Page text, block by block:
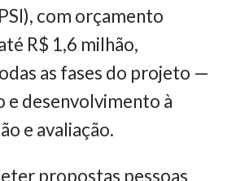
com orçamento
R$ 1,6 milhão,
as fases do projeto —
e desenvolvimento à
e avaliação.
propostas pessoas